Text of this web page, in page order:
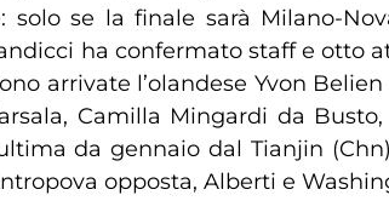
solo se la finale sarà Milano-
ha confermato staff e otto
arrivate l’olandese Yvon
Camilla Mingardi da
da gennaio dal Tianjin
opposta, Alberti e